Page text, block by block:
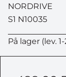
NORDRIVE
S1 N10035
På lager (lev.